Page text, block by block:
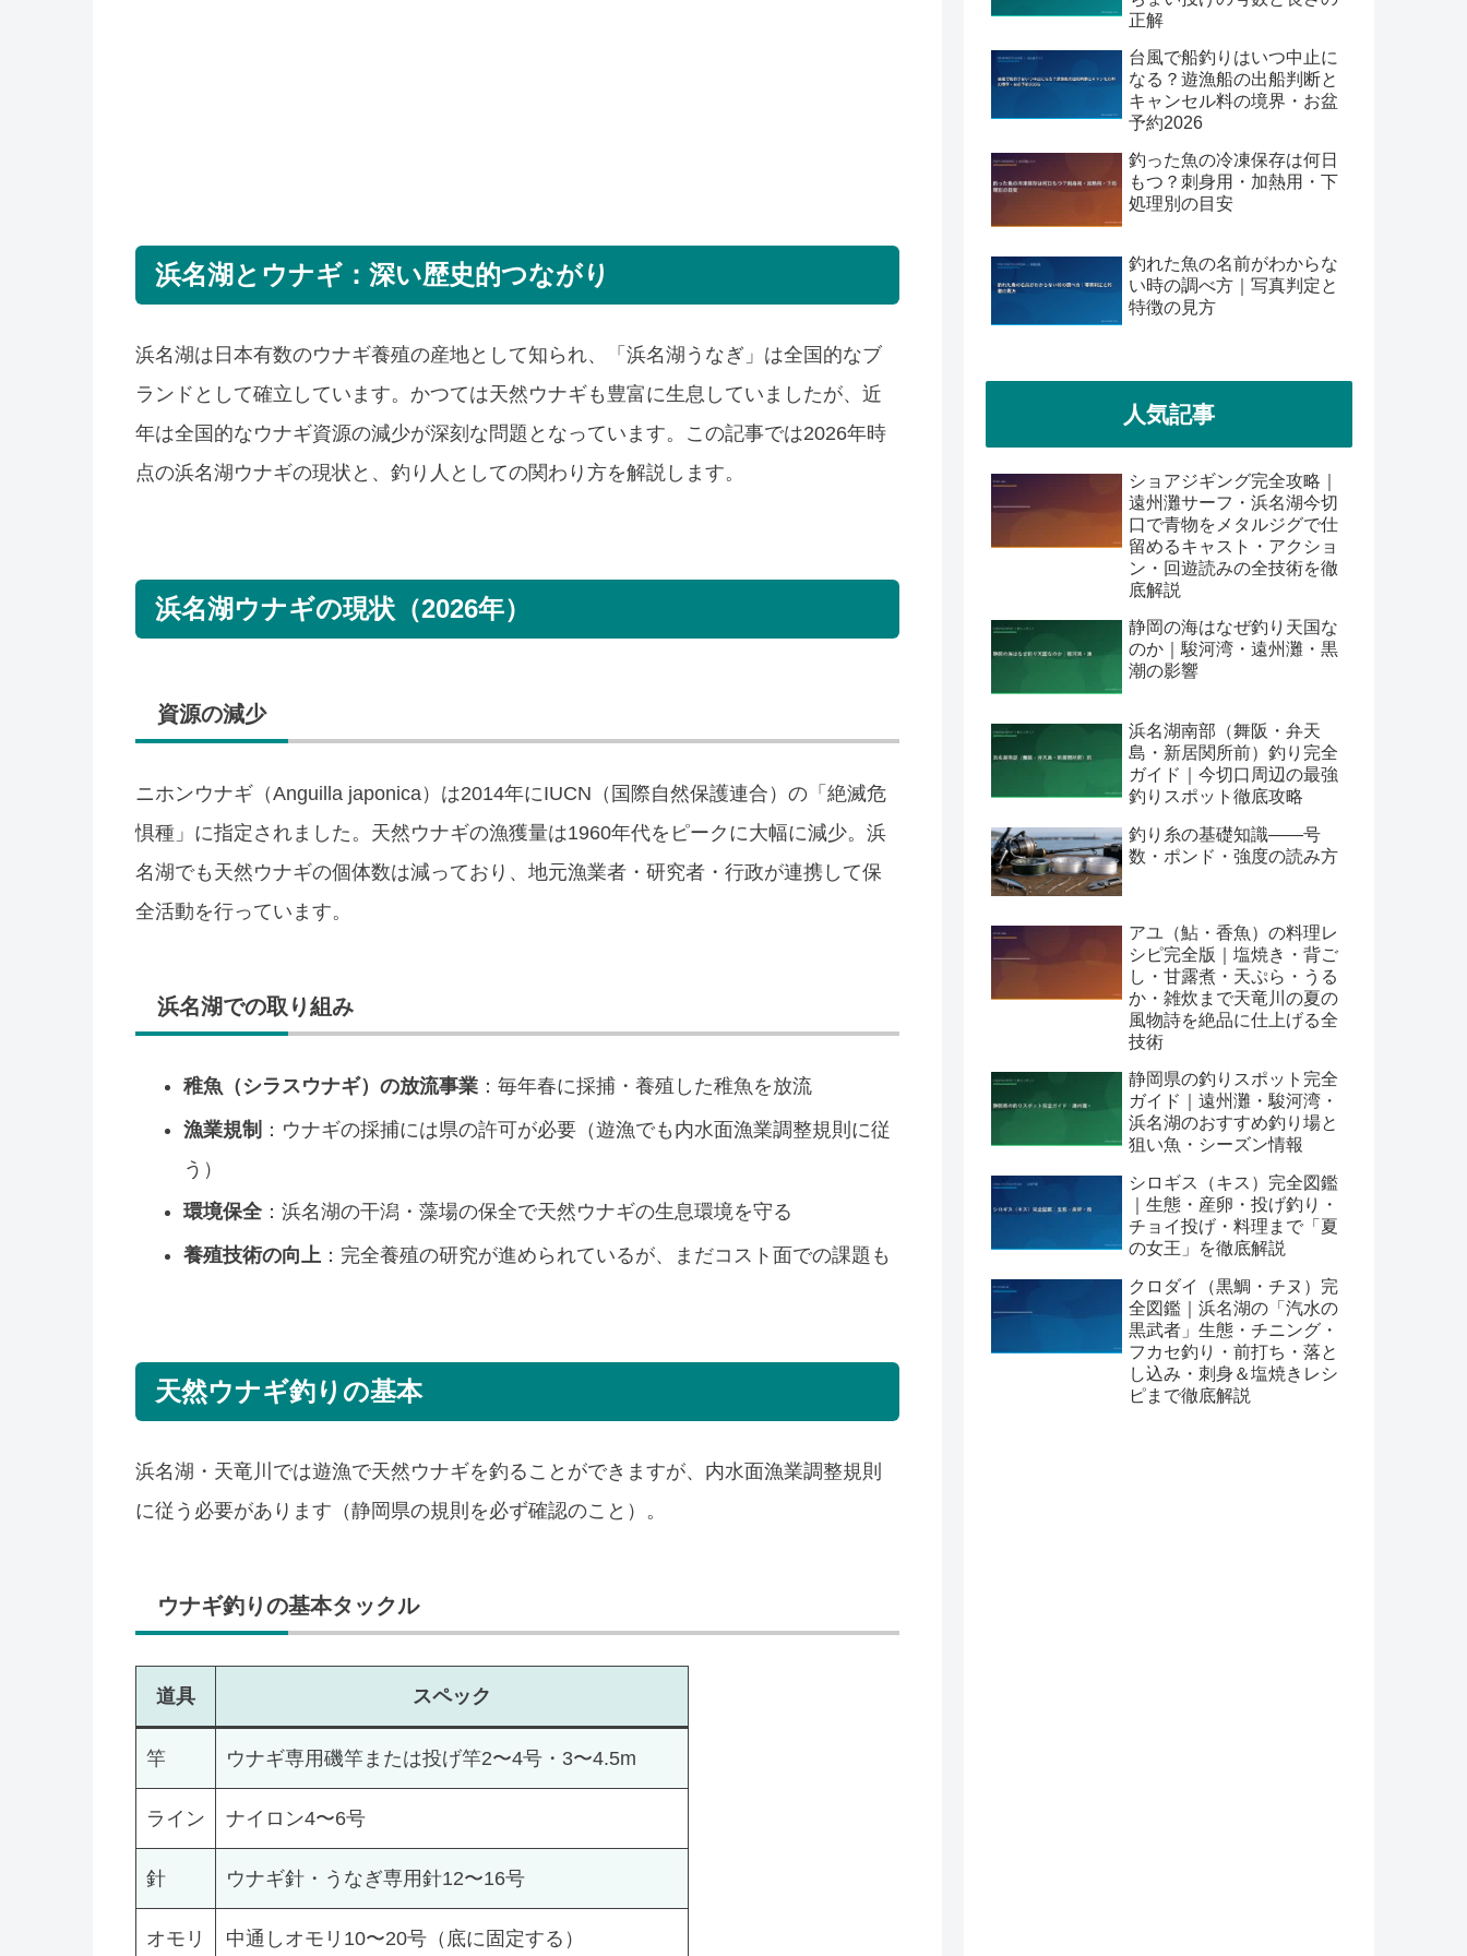
浜名湖とウナギ：深い歴史的つながり
浜名湖は日本有数のウナギ養殖の産地として知られ、「浜名湖うなぎ」は全国的なブ
ランドとして確立しています。かつては天然ウナギも豊富に生息していましたが、近
年は全国的なウナギ資源の減少が深刻な問題となっています。この記事では2026年時
点の浜名湖ウナギの現状と、釣り人としての関わり方を解説します。
浜名湖ウナギの現状（2026年）
資源の減少
ニホンウナギ（Anguilla japonica）は2014年にIUCN（国際自然保護連合）の「絶滅危
惧種」に指定されました。天然ウナギの漁獲量は1960年代をピークに大幅に減少。浜
名湖でも天然ウナギの個体数は減っており、地元漁業者・研究者・行政が連携して保
全活動を行っています。
浜名湖での取り組み
稚魚（シラスウナギ）の放流事業：毎年春に採捕・養殖した稚魚を放流
漁業規制 ：ウナギの採捕には県の許可が必要（遊漁でも内水面漁業調整規則に従
う）
環境保全：浜名湖の干潟・藻場の保全で天然ウナギの生息環境を守る
養殖技術の向上 ：完全養殖の研究が進められているが、まだコスト面での課題も
天然ウナギ釣りの基本
浜名湖・天竜川では遊漁で天然ウナギを釣ることができますが、内水面漁業調整規則
に従う必要があります（静岡県の規則を必ず確認のこと）。
ウナギ釣りの基本タックル
道具 スペック
竿 ウナギ専用磯竿または投げ竿2〜4号・3〜4.5m
ライン ナイロン4〜6号
針 ウナギ針・うなぎ専用針12〜16号
オモリ 中通しオモリ10〜20号（底に固定する）
正解
台風で船釣りはいつ中止に
なる？遊漁船の出船判断と
キャンセル料の境界・お盆
予約2026
釣った魚の冷凍保存は何日
もつ？刺身用・加熱用・下
処理別の目安
釣れた魚の名前がわからな
い時の調べ方｜写真判定と
特徴の見方
人気記事
ショアジギング完全攻略｜
遠州灘サーフ・浜名湖今切
口で青物をメタルジグで仕
留めるキャスト・アクショ
ン・回遊読みの全技術を徹
底解説
静岡の海はなぜ釣り天国な
のか｜駿河湾・遠州灘・黒
潮の影響
浜名湖南部（舞阪・弁天
島・新居関所前）釣り完全
ガイド｜今切口周辺の最強
釣りスポット徹底攻略
釣り糸の基礎知識——号
数・ポンド・強度の読み方
アユ（鮎・香魚）の料理レ
シピ完全版｜塩焼き・背ご
し・甘露煮・天ぷら・うる
か・雑炊まで天竜川の夏の
風物詩を絶品に仕上げる全
技術
静岡県の釣りスポット完全
ガイド｜遠州灘・駿河湾・
浜名湖のおすすめ釣り場と
狙い魚・シーズン情報
シロギス（キス）完全図鑑
｜生態・産卵・投げ釣り・
チョイ投げ・料理まで「夏
の女王」を徹底解説
クロダイ（黒鯛・チヌ）完
全図鑑｜浜名湖の「汽水の
黒武者」生態・チニング・
フカセ釣り・前打ち・落と
し込み・刺身＆塩焼きレシ
ピまで徹底解説